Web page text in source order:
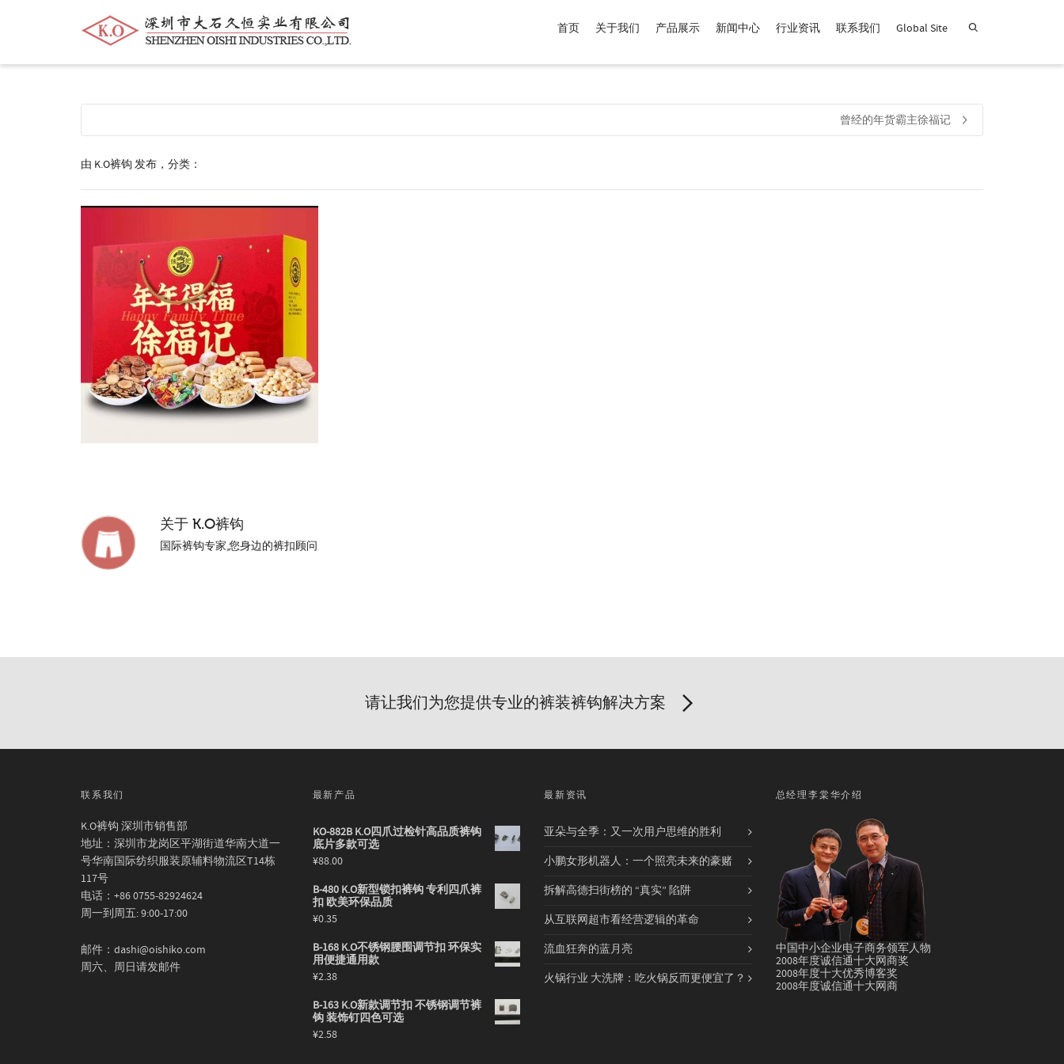
帮我查找新的衬衫尺码中号价格介于 商品，品牌为 默认品牌 .
首页 关于我们 产品展示 新闻中心 行业资讯 联系我们 Global Site
曾经的年货霸主徐福记
由 K.O裤钩 发布，分类：
关于 K.O裤钩
国际裤钩专家,您身边的裤扣顾问
请让我们为您提供专业的裤装裤钩解决方案
联系我们
K.O裤钩 深圳市销售部
地址：深圳市龙岗区平湖街道华南大道一
号华南国际纺织服装原辅料物流区T14栋
117号
电话：+86 0755-82924624
周一到周五: 9:00-17:00
邮件：dashi@oishiko.com
周六、周日请发邮件
最新产品
KO-882B K.O四爪过检针高品质裤钩
底片多款可选
¥88.00
B-480 K.O新型锁扣裤钩 专利四爪裤
扣 欧美环保品质
¥0.35
B-168 K.O不锈钢腰围调节扣 环保实
用便捷通用款
¥2.38
B-163 K.O新款调节扣 不锈钢调节裤
钩 装饰钉四色可选
¥2.58
最新资讯
亚朵与全季：又一次用户思维的胜利
小鹏女形机器人：一个照亮未来的豪赌
拆解高德扫街榜的 “真实” 陷阱
从互联网超市看经营逻辑的革命
流血狂奔的蓝月亮
火锅行业 大洗牌：吃火锅反而更便宜了？
总经理李棠华介绍
中国中小企业电子商务领军人物
2008年度诚信通十大网商奖
2008年度十大优秀博客奖
2008年度诚信通十大网商